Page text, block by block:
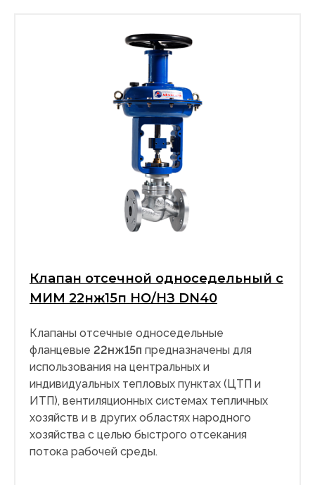
Клапан отсечной односедельный с
МИМ 22нж15п НО/НЗ DN40
Клапаны отсечные односедельные
фланцевые 22нж15п предназначены для
использования на центральных и
индивидуальных тепловых пунктах (ЦТП и
ИТП), вентиляционных системах тепличных
хозяйств и в других областях народного
хозяйства с целью быстрого отсекания
потока рабочей среды.